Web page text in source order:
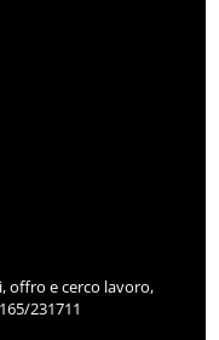
offro e cerco lavoro,
231711